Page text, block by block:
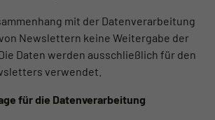
mit der Datenverarbeitung
Newslettern keine Weitergabe der
Daten werden ausschließlich für den
verwendet.
für die Datenverarbeitung